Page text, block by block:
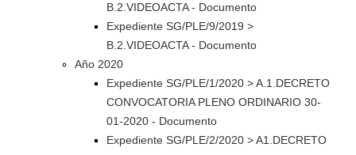
B.2.VIDEOACTA - Documento
Expediente SG/PLE/9/2019 >
B.2.VIDEOACTA - Documento
Año 2020
Expediente SG/PLE/1/2020 > A.1.DECRETO
CONVOCATORIA PLENO ORDINARIO 30-
01-2020 - Documento
Expediente SG/PLE/2/2020 > A1.DECRETO